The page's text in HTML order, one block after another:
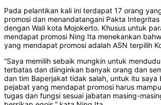
Pada pelantikan kali ini terdapat 17 orang
promosi dan menandatangani Pakta
dengan Wali kota Mojokerto. Khusus untuk
mendapat promosi Ning Ita menekankan
yang mendapat promosi adalah ASN terpilih
“Saya memilih sebaik mungkin untuk
terbatas dan diinginkan banyak orang dan
dan tim Baperjakat tidak salah, untuk itu saya
pejabat yang mendapat promosi harus
tugas dan fungsi sesuai jabatan masing-